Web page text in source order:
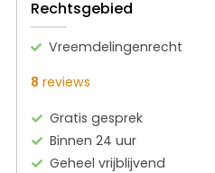
Rechtsgebied
Vreemdelingenrecht
8 reviews
Gratis gesprek
Binnen 24 uur
Geheel vrijblijvend